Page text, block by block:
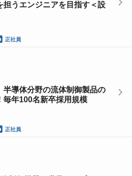
担うエンジニアを目指す＜設
正社員
半導体分野の流体制御製品の
毎年100名新卒採用規模
正社員